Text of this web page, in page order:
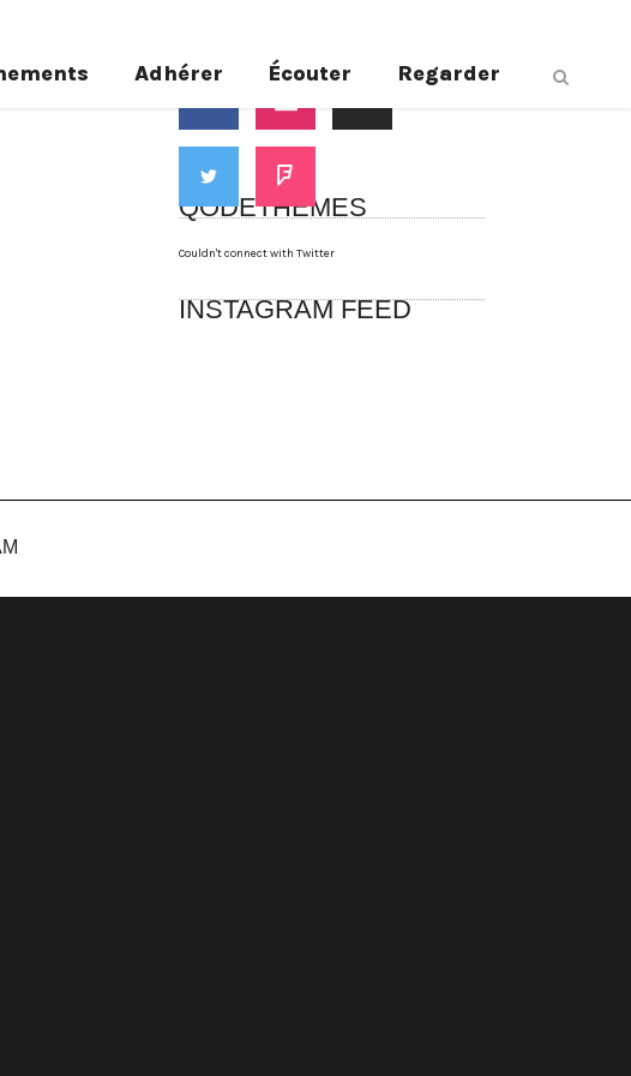
Adhérer Écouter Regarder
Suivez-nous
QODETHEMES
Couldn't connect with Twitter
INSTAGRAM FEED